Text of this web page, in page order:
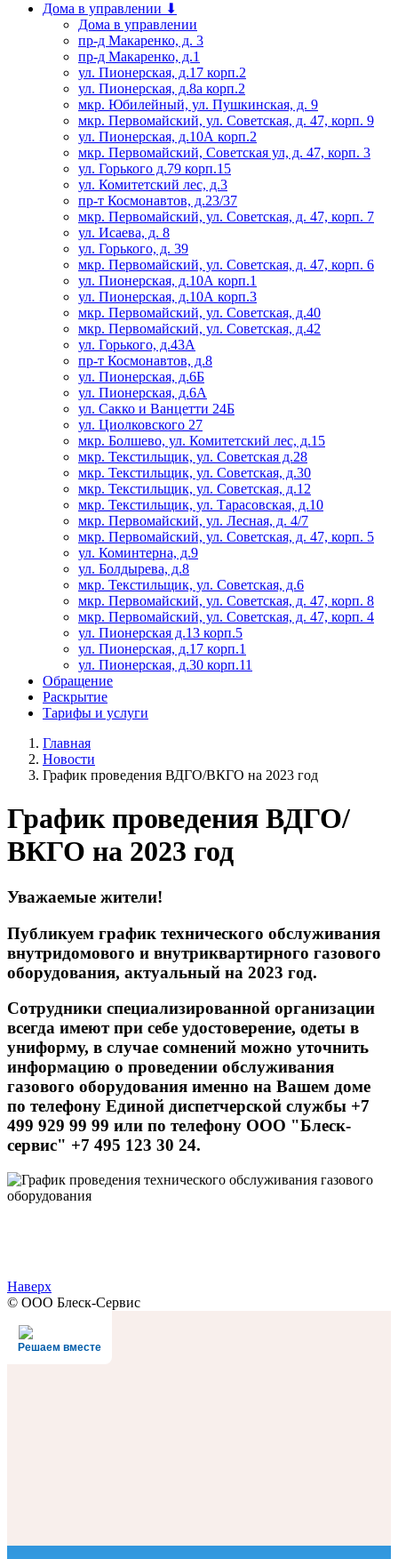
Дома в управлении ⬇
Дома в управлении
пр-д Макаренко, д. 3
пр-д Макаренко, д.1
ул. Пионерская, д.17 корп.2
ул. Пионерская, д.8а корп.2
мкр. Юбилейный, ул. Пушкинская, д. 9
мкр. Первомайский, ул. Советская, д. 47, корп. 9
ул. Пионерская, д.10А корп.2
мкр. Первомайский, Советская ул, д. 47, корп. 3
ул. Горького д.79 корп.15
ул. Комитетский лес, д.3
пр-т Космонавтов, д.23/37
мкр. Первомайский, ул. Советская, д. 47, корп. 7
ул. Исаева, д. 8
ул. Горького, д. 39
мкр. Первомайский, ул. Советская, д. 47, корп. 6
ул. Пионерская, д.10А корп.1
ул. Пионерская, д.10А корп.3
мкр. Первомайский, ул. Советская, д.40
мкр. Первомайский, ул. Советская, д.42
ул. Горького, д.43А
пр-т Космонавтов, д.8
ул. Пионерская, д.6Б
ул. Пионерская, д.6А
ул. Сакко и Ванцетти 24Б
ул. Циолковского 27
мкр. Болшево, ул. Комитетский лес, д.15
мкр. Текстильщик, ул. Советская д.28
мкр. Текстильщик, ул. Советская, д.30
мкр. Текстильщик, ул. Советская, д.12
мкр. Текстильщик, ул. Тарасовская, д.10
мкр. Первомайский, ул. Лесная, д. 4/7
мкр. Первомайский, ул. Советская, д. 47, корп. 5
ул. Коминтерна, д.9
ул. Болдырева, д.8
мкр. Текстильщик, ул. Советская, д.6
мкр. Первомайский, ул. Советская, д. 47, корп. 8
мкр. Первомайский, ул. Советская, д. 47, корп. 4
ул. Пионерская д.13 корп.5
ул. Пионерская, д.17 корп.1
ул. Пионерская, д.30 корп.11
Обращение
Раскрытие
Тарифы и услуги
Главная
Новости
График проведения ВДГО/ВКГО на 2023 год
График проведения ВДГО/
ВКГО на 2023 год
Уважаемые жители!
Публикуем график технического обслуживания
внутридомового и внутриквартирного газового
оборудования, актуальный на 2023 год.
Сотрудники специализированной организации
всегда имеют при себе удостоверение, одеты в
униформу, в случае сомнений можно уточнить
информацию о проведении обслуживания
газового оборудования именно на Вашем доме
по телефону Единой диспетчерской службы +7
499 929 99 99 или по телефону ООО "Блеск-
сервис" +7 495 123 30 24.
Наверх
© ООО Блеск-Сервис
Решаем вместе